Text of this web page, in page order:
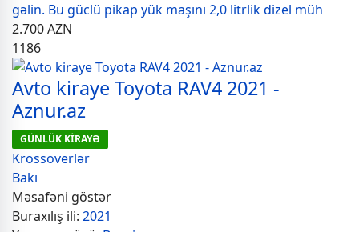
gəlin. Bu güclü pikap yük maşını 2,0 litrlik dizel müh
2.700AZN
1186
Avto kiraye Toyota RAV4 2021 -
Aznur.az
GÜNLÜK KİRAYƏ
Krossoverlər
Bakı
Məsafəni göstər
Buraxılış ili: 2021